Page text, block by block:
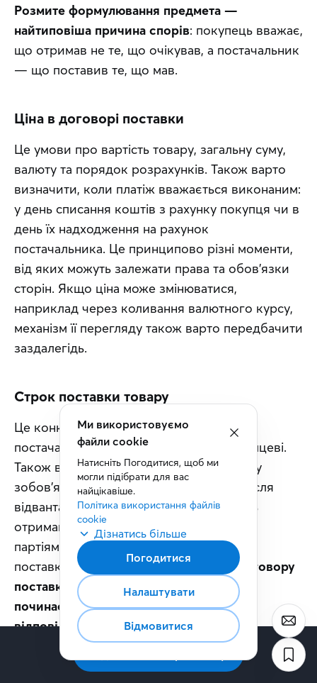
Розмите формулювання предмета —
найтиповіша причина спорів: покупець вважає,
що отримав не те, що очікував, а постачальник
— що поставив те, що мав.
Ціна в договорі поставки
Це умови про вартість товару, загальну суму,
валюту та порядок розрахунків. Також варто
визначити, коли платіж вважається виконаним:
у день списання коштів з рахунку покупця чи в
день їх надходження на рахунок
постачальника. Це принципово різні моменти,
від яких можуть залежати права та обов'язки
сторін. Якщо ціна може змінюватися,
наприклад через коливання валютного курсу,
механізм її перегляду також варто передбачити
заздалегідь.
Строк поставки товару
Це конкретна дата або період, у який
постачальник має передати товар покупцеві.
Також варто визначити, з якого моменту
зобов'язання вважається виконаним: після
відвантаження товару чи коли покупець
отримав його. Якщо товар постачають
партіями, доцільно погодити графік їх
поставки. Строк є істотною умовою договору
поставки, а його перебіг зазвичай
починається з наступного дня після
відповідної календарної дати.
Ми використовуємо
файли cookie
Натисніть Погодитися, щоб ми
могли підібрати для вас
найцікавіше.
Політика використання файлів
cookie
Дізнатись більше
Погодитися
Налаштувати
Відмовитися